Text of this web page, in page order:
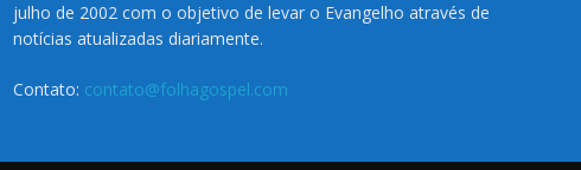
julho de 2002 com o objetivo de levar o Evangelho através de
notícias atualizadas diariamente.
Contato: contato@folhagospel.com